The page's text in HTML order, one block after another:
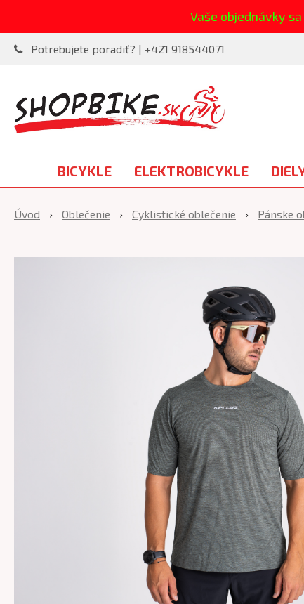
Vaše objednávky
Potrebujete poradiť? | +421 918544071
BICYKLE ELEKTROBICYKLE
Úvod Oblečenie Cyklistické oblečenie Pánske